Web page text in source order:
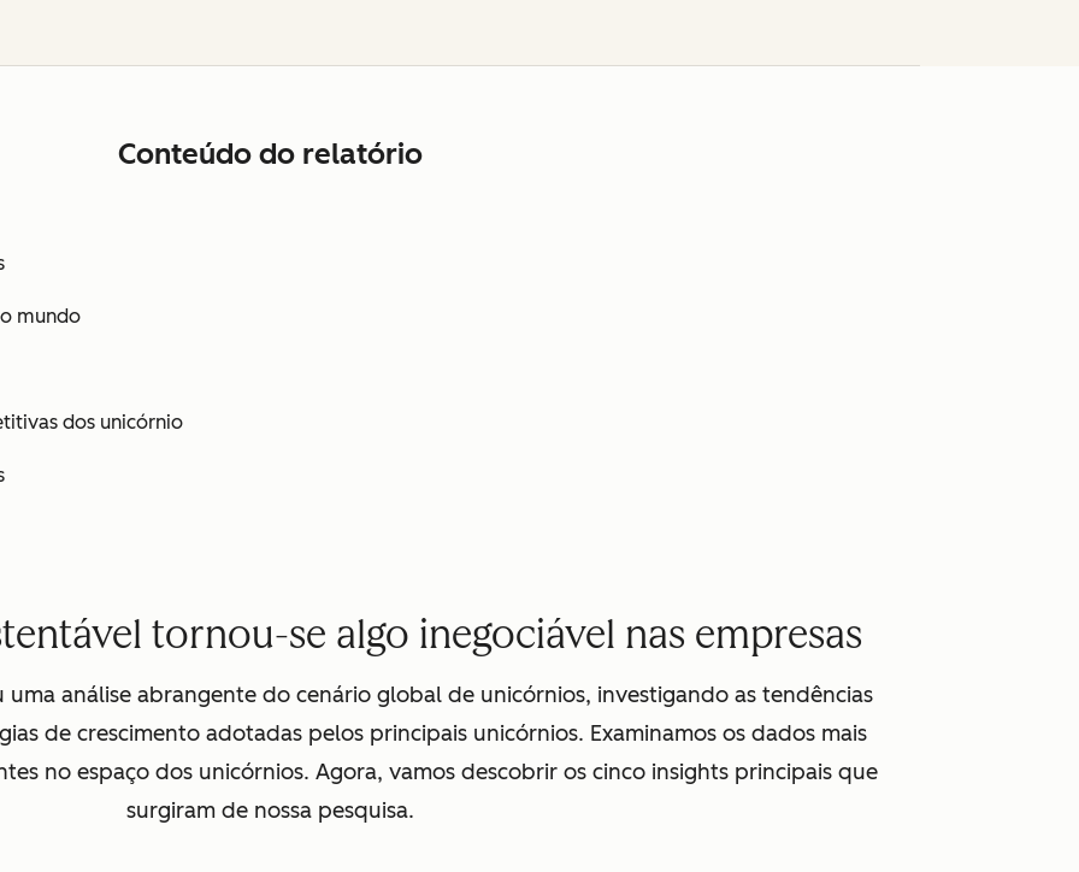
Conteúdo do relatório
mundo
dos unicórnio
tornou-se algo inegociável nas empresas
análise abrangente do cenário global de unicórnios, investigando as tendências
de crescimento adotadas pelos principais unicórnios. Examinamos os dados mais
no espaço dos unicórnios. Agora, vamos descobrir os cinco insights principais que
surgiram de nossa pesquisa.